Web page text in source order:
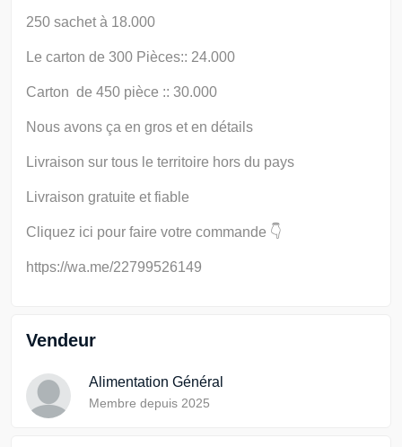
250 sachet à 18.000
Le carton de 300 Pièces:: 24.000
Carton de 450 pièce :: 30.000
Nous avons ça en gros et en détails
Livraison sur tous le territoire hors du pays
Livraison gratuite et fiable
Cliquez ici pour faire votre commande 👇
https://wa.me/22799526149
Vendeur
Alimentation Général
Membre depuis 2025